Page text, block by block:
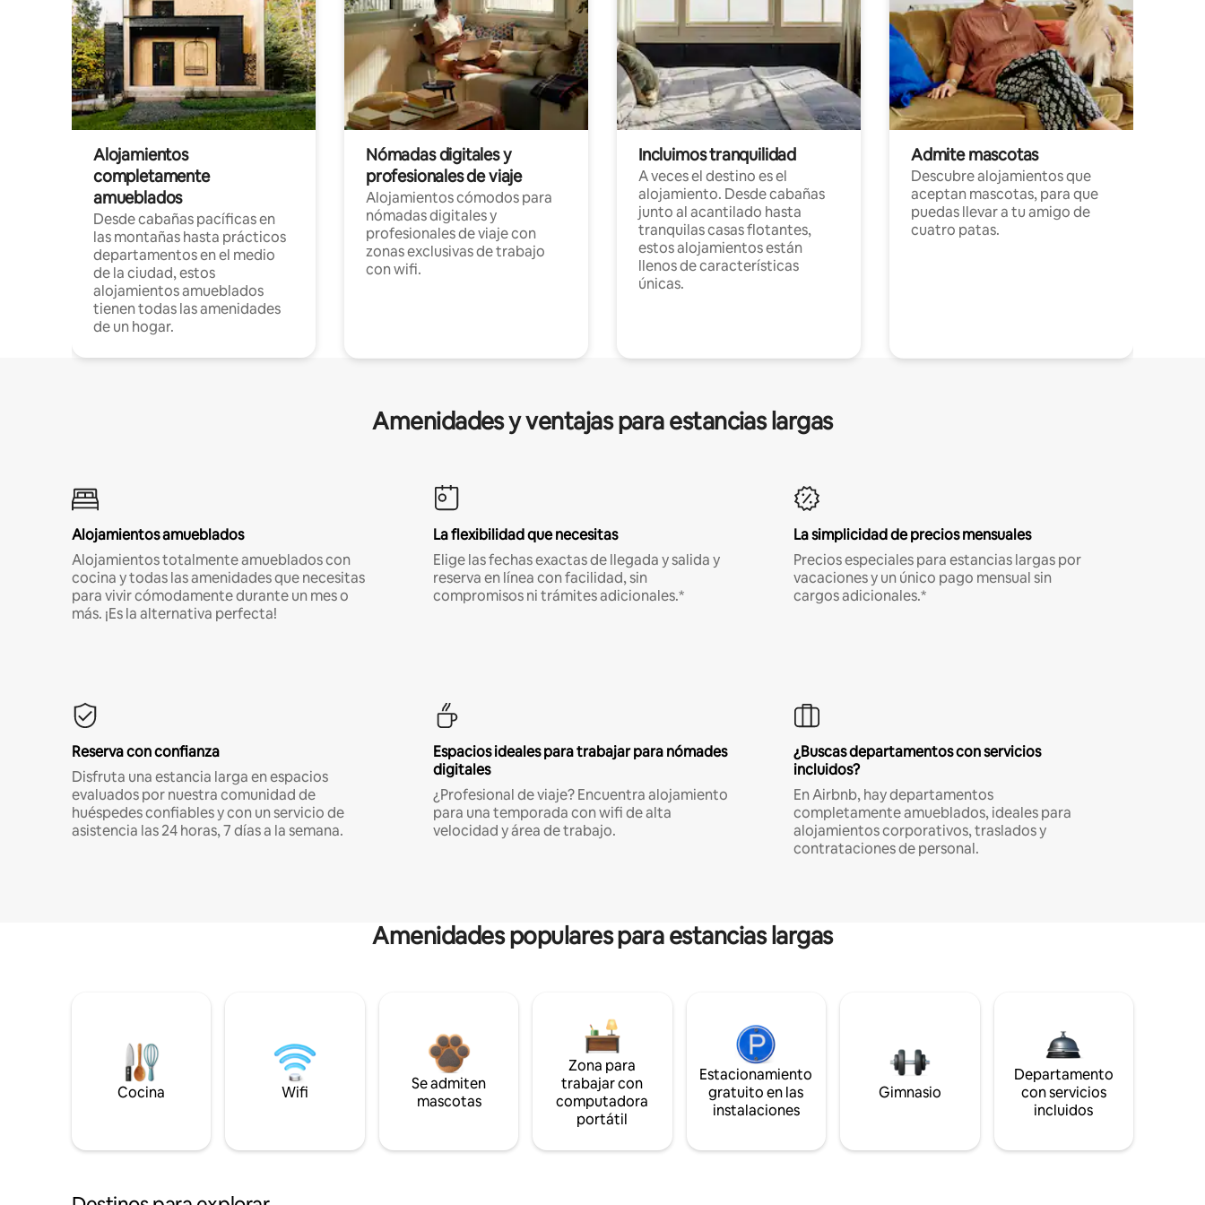
Alojamientos
completamente
amueblados
Desde cabañas pacíficas en
las montañas hasta prácticos
departamentos en el medio
de la ciudad, estos
alojamientos amueblados
tienen todas las amenidades
de un hogar.
Nómadas digitales y
profesionales de viaje
Alojamientos cómodos para
nómadas digitales y
profesionales de viaje con
zonas exclusivas de trabajo
con wifi.
Incluimos tranquilidad
A veces el destino es el
alojamiento. Desde cabañas
junto al acantilado hasta
tranquilas casas flotantes,
estos alojamientos están
llenos de características
únicas.
Admite mascotas
Descubre alojamientos que
aceptan mascotas, para que
puedas llevar a tu amigo de
cuatro patas.
Amenidades y ventajas para estancias largas
Alojamientos amueblados
Alojamientos totalmente amueblados con
cocina y todas las amenidades que necesitas
para vivir cómodamente durante un mes o
más. ¡Es la alternativa perfecta!
La flexibilidad que necesitas
Elige las fechas exactas de llegada y salida y
reserva en línea con facilidad, sin
compromisos ni trámites adicionales.*
La simplicidad de precios mensuales
Precios especiales para estancias largas por
vacaciones y un único pago mensual sin
cargos adicionales.*
Reserva con confianza
Disfruta una estancia larga en espacios
evaluados por nuestra comunidad de
huéspedes confiables y con un servicio de
asistencia las 24 horas, 7 días a la semana.
Espacios ideales para trabajar para nómades
digitales
¿Profesional de viaje? Encuentra alojamiento
para una temporada con wifi de alta
velocidad y área de trabajo.
¿Buscas departamentos con servicios
incluidos?
En Airbnb, hay departamentos
completamente amueblados, ideales para
alojamientos corporativos, traslados y
contrataciones de personal.
Amenidades populares para estancias largas
Cocina Wifi
Se admiten
mascotas
Zona para
trabajar con
computadora
portátil
Estacionamiento
gratuito en las
instalaciones
Gimnasio
Departamento
con servicios
incluidos